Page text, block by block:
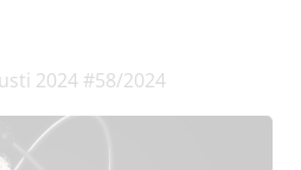
2024 #58/2024